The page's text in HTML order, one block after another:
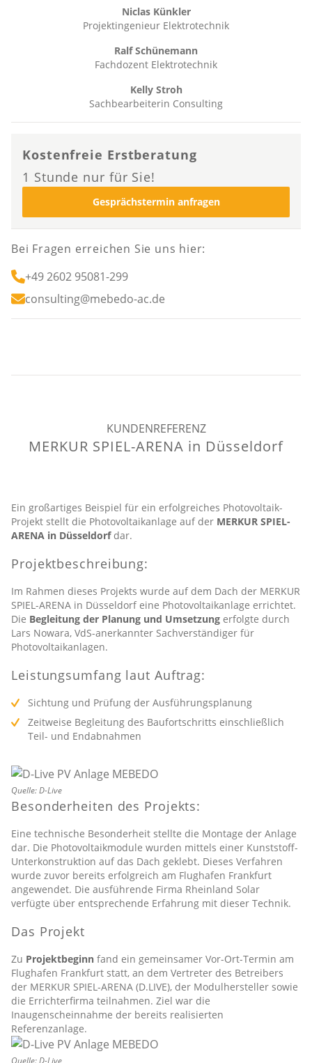
Niclas Künkler
Projektingenieur Elektrotechnik
Ralf Schünemann
Fachdozent Elektrotechnik
Kelly Stroh
Sachbearbeiterin Consulting
Kostenfreie Erstberatung
1 Stunde nur für Sie!
Gesprächstermin anfragen
Bei Fragen erreichen Sie uns hier:
+49 2602 95081-299
consulting@mebedo-ac.de
KUNDENREFERENZ
MERKUR SPIEL-ARENA in Düsseldorf
Ein großartiges Beispiel für ein erfolgreiches Photovoltaik-
Projekt stellt die Photovoltaikanlage auf der MERKUR SPIEL-
ARENA in Düsseldorfdar.
Projektbeschreibung:
Im Rahmen dieses Projekts wurde auf dem Dach der MERKUR
SPIEL-ARENA in Düsseldorf eine Photovoltaikanlage errichtet.
Die Begleitung der Planung und Umsetzung erfolgte durch
Lars Nowara, VdS-anerkannter Sachverständiger für
Photovoltaikanlagen.
Leistungsumfang laut Auftrag:
Sichtung und Prüfung der Ausführungsplanung
Zeitweise Begleitung des Baufortschritts einschließlich
Teil- und Endabnahmen
Quelle: D-Live
Besonderheiten des Projekts:
Eine technische Besonderheit stellte die Montage der Anlage
dar. Die Photovoltaikmodule wurden mittels einer Kunststoff-
Unterkonstruktion auf das Dach geklebt. Dieses Verfahren
wurde zuvor bereits erfolgreich am Flughafen Frankfurt
angewendet. Die ausführende Firma Rheinland Solar
verfügte über entsprechende Erfahrung mit dieser Technik.
Das Projekt
Zu Projektbeginn fand ein gemeinsamer Vor-Ort-Termin am
Flughafen Frankfurt statt, an dem Vertreter des Betreibers
der MERKUR SPIEL-ARENA (D.LIVE), der Modulhersteller sowie
die Errichterfirma teilnahmen. Ziel war die
Inaugenscheinnahme der bereits realisierten
Referenzanlage.
Quelle: D-Live